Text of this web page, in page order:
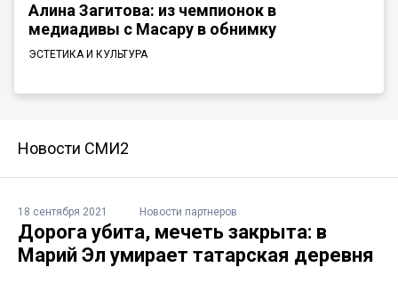
Алина Загитова: из чемпионок в
медиадивы с Масару в обнимку
ЭСТЕТИКА И КУЛЬТУРА
Новости СМИ2
18 сентября 2021 Новости партнеров
Дорога убита, мечеть закрыта: в
Марий Эл умирает татарская деревня